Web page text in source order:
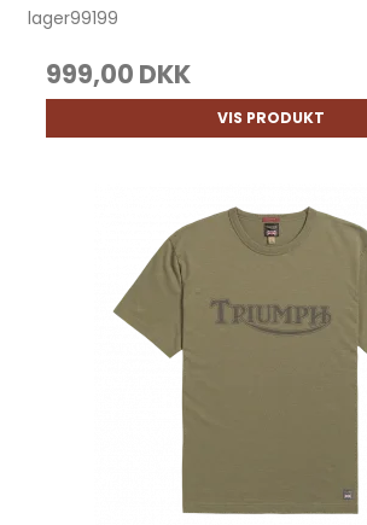
lager99199
999,00 DKK
VIS PRODUKT